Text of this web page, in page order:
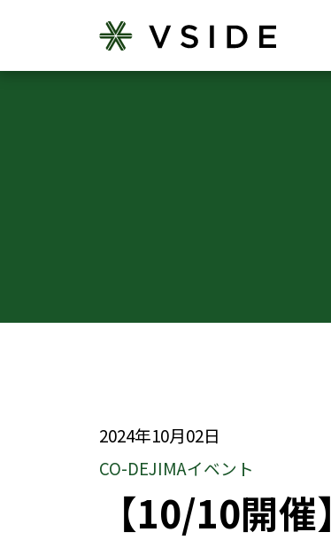
2024年10月02日
CO-DEJIMAイベント
【10/10開